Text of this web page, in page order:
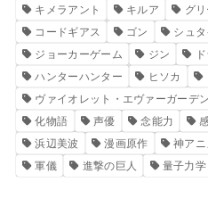
キメラアント
キルア グ
コードギアス
ゴン シュ
ジョーカーゲーム
ジン
ハンターハンター
ヒソカ
ヴァイオレット・エヴァーガーデン
化物語
声優 念能力
浜辺美波
漫画原作 神アニ
軍儀
進撃の巨人 量子力学